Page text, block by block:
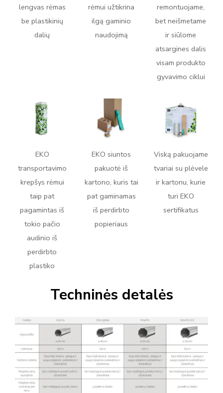
lengvas rėmas
be plastikinių
dalių
rėmui užtikrina
ilgą gaminio
naudojimą
remontuojame,
bet neišmetame
ir siūlome
atsargines dalis
visam produkto
gyvavimo ciklui
EKO
transportavimo
krepšys rėmui
taip pat
pagamintas iš
tokio pačio
audinio iš
perdirbto
plastiko
EKO siuntos
pakuotė iš
kartono, kuris tai
pat gaminamas
iš perdirbto
popieriaus
Viską pakuojame
tvariai su plėvele
ir kartonu, kurie
turi EKO
sertifikatus
Techninės detalės